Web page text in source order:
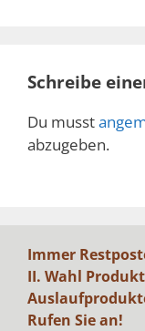
Schreibe
Du musst
abzugeben.
Immer
II. Wahl
Rufen Sie an!